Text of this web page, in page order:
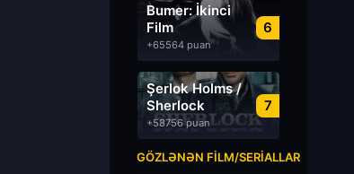
6
Bumer: İkinci
Film
Azərbaycanca
Dublyaj izle
+65564 puan
7
Şerlok Holms /
Sherlock
Holmes
+58756 puan
GÖZLƏNƏN FILM/SERIALLAR